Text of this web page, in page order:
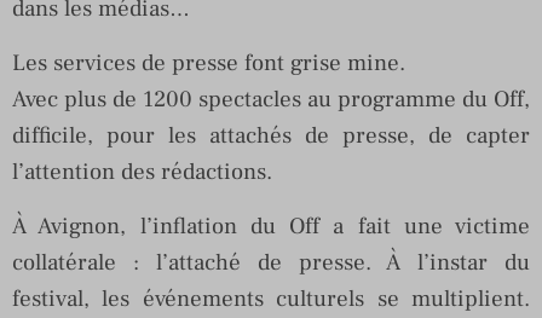
dans les médias…
Les services de presse font grise mine.
Avec plus de 1200 spectacles au programme du Off,
difficile, pour les attachés de presse, de capter
l’attention des rédactions.
À Avignon, l’inflation du Off a fait une victime
collatérale : l’attaché de presse. À l’instar du
festival, les événements culturels se multiplient.